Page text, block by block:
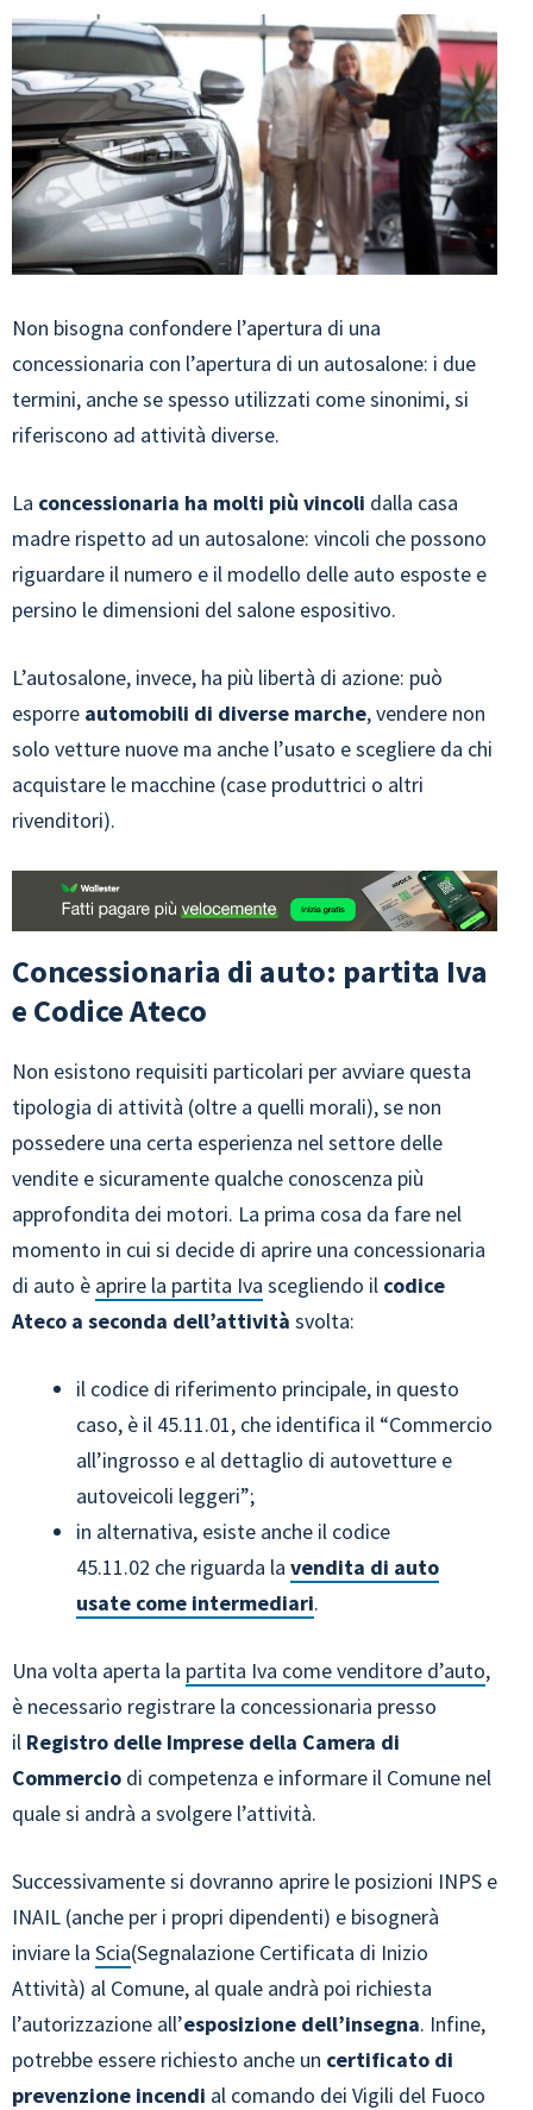
Non bisogna confondere l’apertura di una
concessionaria con l’apertura di un autosalone: i due
termini, anche se spesso utilizzati come sinonimi, si
riferiscono ad attività diverse.
La concessionaria ha molti più vincoli dalla casa
madre rispetto ad un autosalone: vincoli che possono
riguardare il numero e il modello delle auto esposte e
persino le dimensioni del salone espositivo.
L’autosalone, invece, ha più libertà di azione: può
esporre automobili di diverse marche, vendere non
solo vetture nuove ma anche l’usato e scegliere da chi
acquistare le macchine (case produttrici o altri
rivenditori).
Concessionaria di auto: partita Iva
e Codice Ateco
Non esistono requisiti particolari per avviare questa
tipologia di attività (oltre a quelli morali), se non
possedere una certa esperienza nel settore delle
vendite e sicuramente qualche conoscenza più
approfondita dei motori. La prima cosa da fare nel
momento in cui si decide di aprire una concessionaria
di auto è aprire la partita Iva scegliendo il codice
Ateco a seconda dell’attività svolta:
il codice di riferimento principale, in questo
caso, è il 45.11.01, che identifica il “Commercio
all’ingrosso e al dettaglio di autovetture e
autoveicoli leggeri”;
in alternativa, esiste anche il codice
45.11.02 che riguarda la vendita di auto
usate come intermediari.
Una volta aperta la partita Iva come venditore d’auto,
è necessario registrare la concessionaria presso
il Registro delle Imprese della Camera di
Commercio di competenza e informare il Comune nel
quale si andrà a svolgere l’attività.
Successivamente si dovranno aprire le posizioni INPS e
INAIL (anche per i propri dipendenti) e bisognerà
inviare la Scia(Segnalazione Certificata di Inizio
Attività) al Comune, al quale andrà poi richiesta
l’autorizzazione all’esposizione dell’insegna. Infine,
potrebbe essere richiesto anche un certificato di
prevenzione incendi al comando dei Vigili del Fuoco